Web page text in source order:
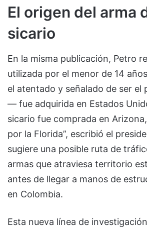
El origen del arma
sicario
En la misma publicación, Petro
utilizada por el menor de 14
el atentado y señalado de ser el
— fue adquirida en Estados
sicario fue comprada en
por la Florida”, escribió el
sugiere una posible ruta de
armas que atraviesa territorio
antes de llegar a manos de
en Colombia.
Esta nueva línea de